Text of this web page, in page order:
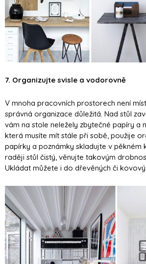
7. Organizujte svisle a vodorovně
V mnoha pracovních prostorech není
správná organizace důležitá. Nad stůl
vám na stole neležely zbytečné papíry a
která musíte mít stále při sobě, použije
papírky a poznámky skladujte v pěkném
raději stůl čistý, věnujte takovým
Ukládat můžete i do dřevěných či